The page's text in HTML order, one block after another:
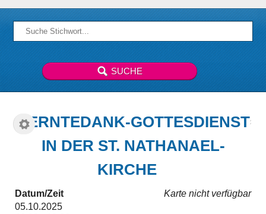
ERNTEDANK-GOTTESDIENST
IN DER ST. NATHANAEL-
KIRCHE
Karte nicht verfügbar
Datum/Zeit
05.10.2025